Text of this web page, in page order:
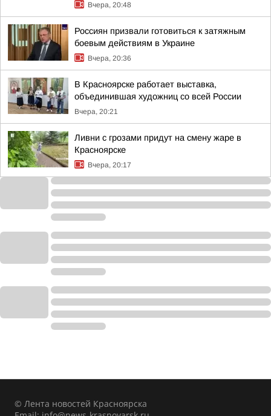
Вчера, 20:48
Россиян призвали готовиться к затяжным
боевым действиям в Украине
Вчера, 20:36
В Красноярске работает выставка,
объединившая художниц со всей России
Вчера, 20:21
Ливни с грозами придут на смену жаре в
Красноярске
Вчера, 20:17
© Лента новостей Красноярска